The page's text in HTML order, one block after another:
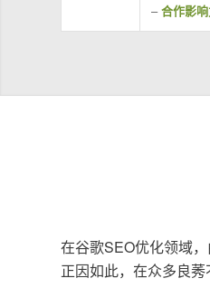
–合作影
在谷歌SEO优化领域
正因如此，在众多良